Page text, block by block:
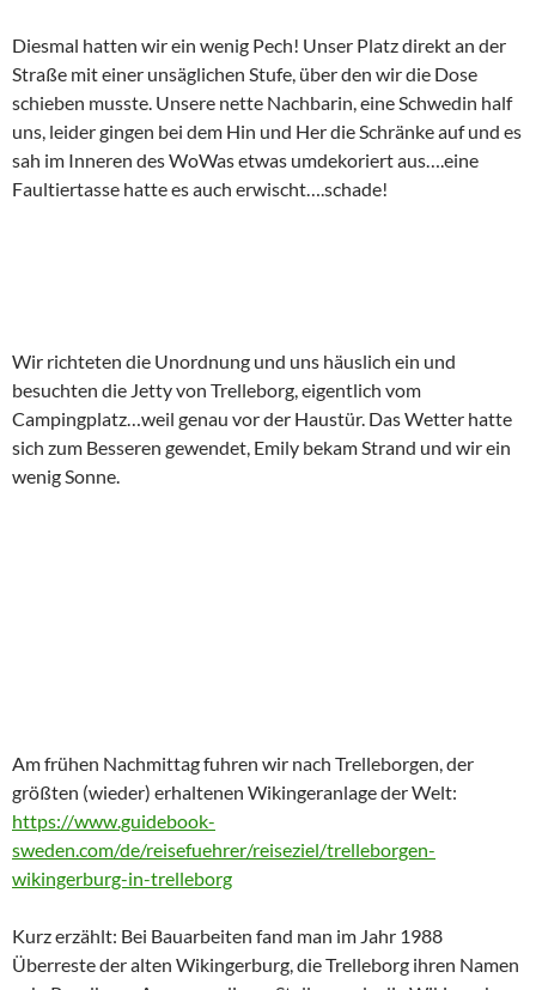
Diesmal hatten wir ein wenig Pech! Unser Platz direkt an der
Straße mit einer unsäglichen Stufe, über den wir die Dose
schieben musste. Unsere nette Nachbarin, eine Schwedin half
uns, leider gingen bei dem Hin und Her die Schränke auf und es
sah im Inneren des WoWas etwas umdekoriert aus….eine
Faultiertasse hatte es auch erwischt….schade!
Wir richteten die Unordnung und uns häuslich ein und
besuchten die Jetty von Trelleborg, eigentlich vom
Campingplatz…weil genau vor der Haustür. Das Wetter hatte
sich zum Besseren gewendet, Emily bekam Strand und wir ein
wenig Sonne.
Am frühen Nachmittag fuhren wir nach Trelleborgen, der
größten (wieder) erhaltenen Wikingeranlage der Welt:
https://www.guidebook-
sweden.com/de/reisefuehrer/reiseziel/trelleborgen-
wikingerburg-in-trelleborg
Kurz erzählt: Bei Bauarbeiten fand man im Jahr 1988
Überreste der alten Wikingerburg, die Trelleborg ihren Namen